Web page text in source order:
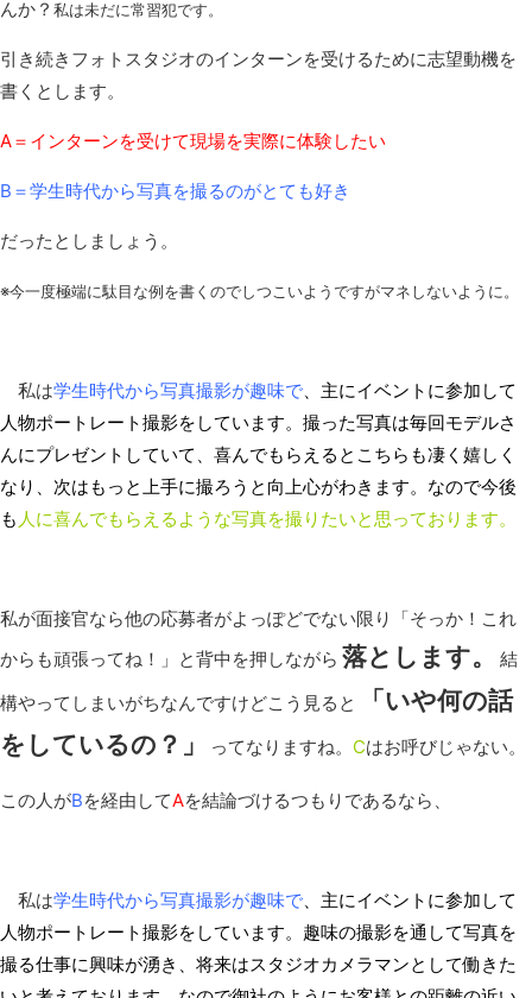
んか？ 私は未だに常習犯です。
引き続きフォトスタジオのインターンを受けるために志望動機を
書くとします。
A＝インターンを受けて現場を実際に体験したい
B＝学生時代から写真を撮るのがとても好き
だったとしましょう。
※今一度極端に駄目な例を書くのでしつこいようですがマネしないように。
私は学生時代から写真撮影が趣味で 、主にイベントに参加して
人物ポートレート撮影をしています。撮った写真は毎回モデルさ
んにプレゼントしていて、喜んでもらえるとこちらも凄く嬉しく
なり、次はもっと上手に撮ろうと向上心がわきます。なので今後
も 人に喜んでもらえるような写真を撮りたいと思っております。
私が面接官なら他の応募者がよっぽどでない限り「そっか！これ
からも頑張ってね！」と背中を押しながら 落とします。
結
構やってしまいがちなんですけどこう見ると
「いや何の話
をしているの？」
ってなりますね。 Cはお呼びじゃない。
この人がBを経由してAを結論づけるつもりであるなら、
私は学生時代から写真撮影が趣味で 、主にイベントに参加して
人物ポートレート撮影をしています。趣味の撮影を通して写真を
撮る仕事に興味が湧き、将来はスタジオカメラマンとして働きた